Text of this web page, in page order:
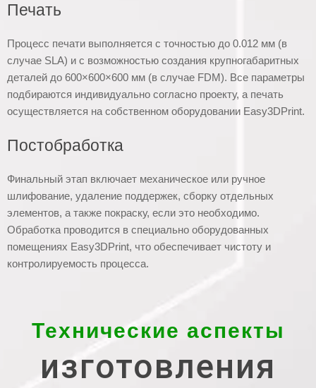
Печать
Процесс печати выполняется с точностью до 0.012 мм (в
случае SLA) и с возможностью создания крупногабаритных
деталей до 600×600×600 мм (в случае FDM). Все параметры
подбираются индивидуально согласно проекту, а печать
осуществляется на собственном оборудовании Easy3DPrint.
Постобработка
Финальный этап включает механическое или ручное
шлифование, удаление поддержек, сборку отдельных
элементов, а также покраску, если это необходимо.
Обработка проводится в специально оборудованных
помещениях Easy3DPrint, что обеспечивает чистоту и
контролируемость процесса.
Технические аспекты
изготовления